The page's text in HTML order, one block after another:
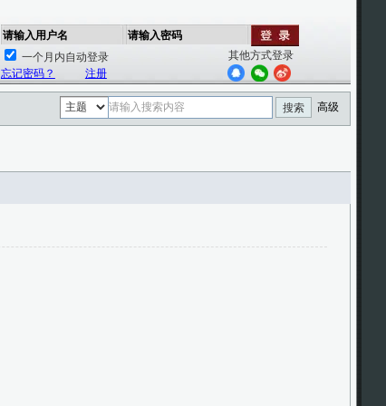
请输入用户名
请输入密码
一个月内自动登录
忘记密码？
注册
其他方式登录
搜索 高级